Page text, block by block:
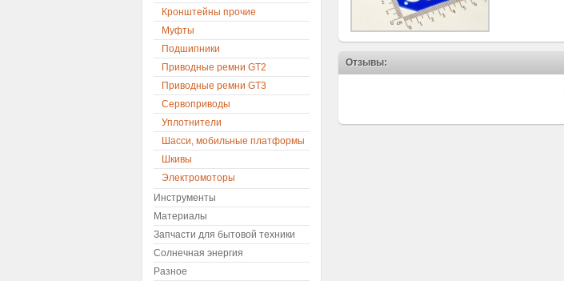
Отзывы:
Кронштейны прочие
Муфты
Подшипники
Приводные ремни GT2
Приводные ремни GT3
Сервоприводы
Уплотнители
Шасси, мобильные платформы
Шкивы
Электромоторы
Инструменты
Материалы
Запчасти для бытовой техники
Солнечная энергия
Разное